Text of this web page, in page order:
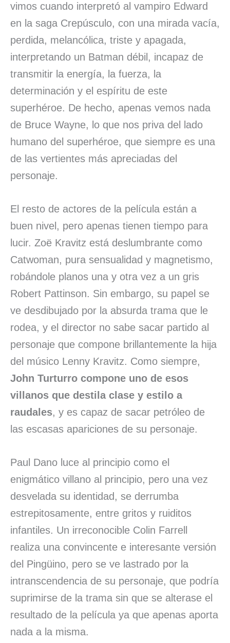
vimos cuando interpretó al vampiro Edward
en la saga Crepúsculo, con una mirada vacía,
perdida, melancólica, triste y apagada,
interpretando un Batman débil, incapaz de
transmitir la energía, la fuerza, la
determinación y el espíritu de este
superhéroe. De hecho, apenas vemos nada
de Bruce Wayne, lo que nos priva del lado
humano del superhéroe, que siempre es una
de las vertientes más apreciadas del
personaje.
El resto de actores de la película están a
buen nivel, pero apenas tienen tiempo para
lucir. Zoë Kravitz está deslumbrante como
Catwoman, pura sensualidad y magnetismo,
robándole planos una y otra vez a un gris
Robert Pattinson. Sin embargo, su papel se
ve desdibujado por la absurda trama que le
rodea, y el director no sabe sacar partido al
personaje que compone brillantemente la hija
del músico Lenny Kravitz. Como siempre,
John Turturro compone uno de esos
villanos que destila clase y estilo a
raudales, y es capaz de sacar petróleo de
las escasas apariciones de su personaje.
Paul Dano luce al principio como el
enigmático villano al principio, pero una vez
desvelada su identidad, se derrumba
estrepitosamente, entre gritos y ruiditos
infantiles. Un irreconocible Colin Farrell
realiza una convincente e interesante versión
del Pingüino, pero se ve lastrado por la
intranscendencia de su personaje, que podría
suprimirse de la trama sin que se alterase el
resultado de la película ya que apenas aporta
nada a la misma.